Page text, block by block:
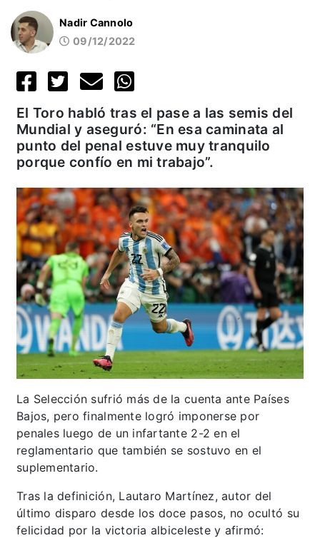
Nadir Cannolo
09/12/2022
El Toro habló tras el pase a las semis del
Mundial y aseguró: “En esa caminata al
punto del penal estuve muy tranquilo
porque confío en mi trabajo”.
La Selección sufrió más de la cuenta ante Países
Bajos, pero finalmente logró imponerse por
penales luego de un infartante 2-2 en el
reglamentario que también se sostuvo en el
suplementario.
Tras la definición, Lautaro Martínez, autor del
último disparo desde los doce pasos, no ocultó su
felicidad por la victoria albiceleste y afirmó: